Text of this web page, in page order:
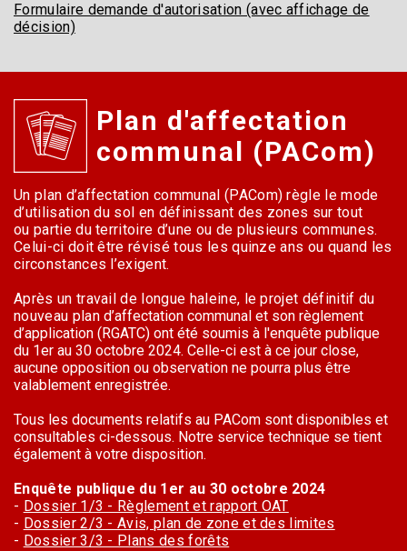
Formulaire demande d'autorisation (avec affichage de
décision)
Plan d'affectation
communal (PACom)
Un plan d’affectation communal (PACom) règle le mode
d’utilisation du sol en définissant des zones sur tout
ou partie du territoire d’une ou de plusieurs communes.
Celui-ci doit être révisé tous les quinze ans ou quand les
circonstances l’exigent.
Après un travail de longue haleine, le projet définitif du
nouveau pland’affectation communal et son règlement
d’application (RGATC) ont été soumis à l'enquête publique
du 1er au 30 octobre 2024. Celle-ci est à ce jour close,
aucune opposition ou observation ne pourra plus être
valablement enregistrée.
Tous les documents relatifs au PACom sont disponibles et
consultables ci-dessous. Notre service technique se tient
également à votre disposition.
Enquête publique du 1er au 30 octobre 2024
- Dossier 1/3 - Règlement et rapport OAT
- Dossier 2/3 - Avis, plan de zone et des limites
- Dossier 3/3 - Plans des forêts